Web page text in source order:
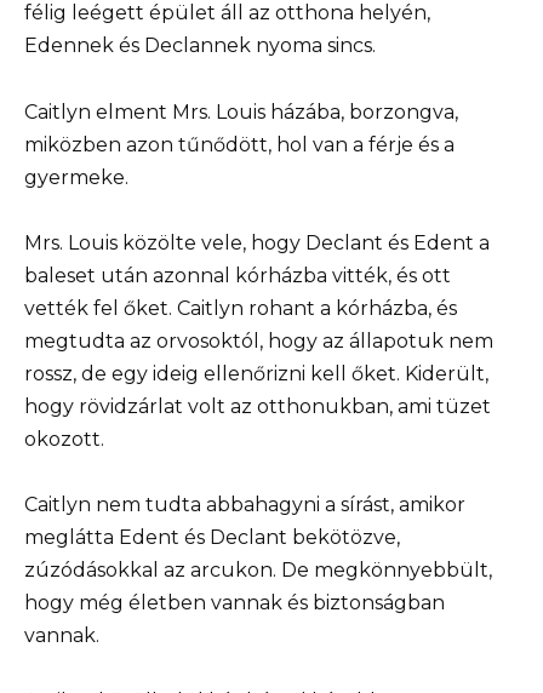
félig leégett épület áll az otthona helyén,
Edennek és Declannek nyoma sincs.
Caitlyn elment Mrs. Louis házába, borzongva,
miközben azon tűnődött, hol van a férje és a
gyermeke.
Mrs. Louis közölte vele, hogy Declant és Edent a
baleset után azonnal kórházba vitték, és ott
vették fel őket. Caitlyn rohant a kórházba, és
megtudta az orvosoktól, hogy az állapotuk nem
rossz, de egy ideig ellenőrizni kell őket. Kiderült,
hogy rövidzárlat volt az otthonukban, ami tüzet
okozott.
Caitlyn nem tudta abbahagyni a sírást, amikor
meglátta Edent és Declant bekötözve,
zúzódásokkal az arcukon. De megkönnyebbült,
hogy még életben vannak és biztonságban
vannak.